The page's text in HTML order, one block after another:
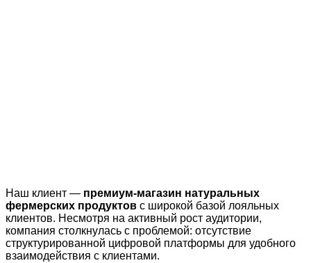
Наш клиент — премиум-магазин натуральных
фермерских продуктов с широкой базой лояльных
клиентов. Несмотря на активный рост аудитории,
компания столкнулась с проблемой: отсутствие
структурированной цифровой платформы для удобного
взаимодействия с клиентами.